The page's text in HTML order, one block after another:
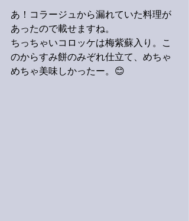
あ！コラージュから漏れていた料理が
あったので載せますね。
ちっちゃいコロッケは梅紫蘇入り。こ
のからすみ餅のみぞれ仕立て、めちゃ
めちゃ美味しかったー。😊